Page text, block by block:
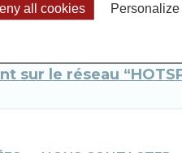
propres appareils
sur le réseau
all cookies Personalize